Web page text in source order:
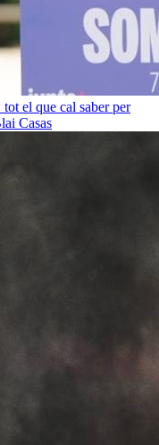
el que cal saber per
Casas